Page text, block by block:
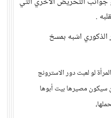
.
الذكوري اشبه بمسخ
لو لعبت دور الاسترونج
سيكون مصيرها بيت أبوها